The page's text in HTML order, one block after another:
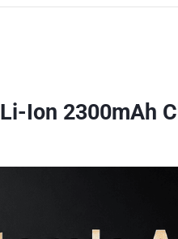
Ion 2300mAh